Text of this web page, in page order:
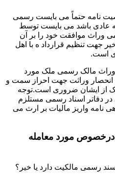
نامه حتماً می بایست رسمی
عادی باشد می بایست توسط
وراث موافقت خود را بر آن
جهت تنظیم قرارداد ه با اهل
است.
وراث مالک رسمی ملک مورد
انحصار وراثت جهت احراز سمت و
از ایشان ضروری است.توجه
دفاتر اسناد رسمی مستلزم
نامه واریز مالیات بر ارث می
مورد معامله
رسمی مالکیت دارد یا خیر؟